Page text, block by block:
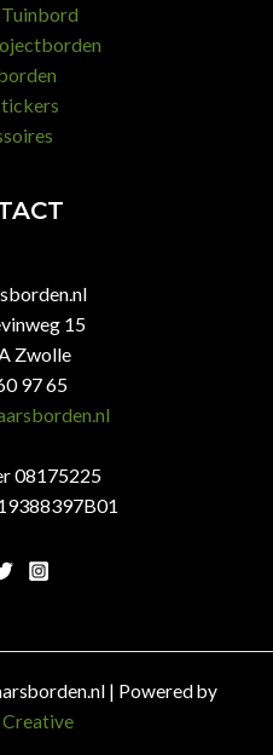
15
Zwolle
97 65
08175225
| Powered by
Creative